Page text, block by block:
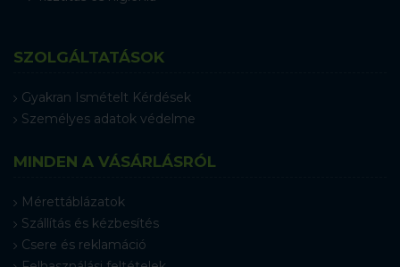
SZOLGÁLTATÁSOK
Gyakran Ismételt Kérdések
Személyes adatok védelme
MINDEN A VÁSÁRLÁSRÓL
Mérettáblázatok
Szállítás és kézbesítés
Csere és reklamáció